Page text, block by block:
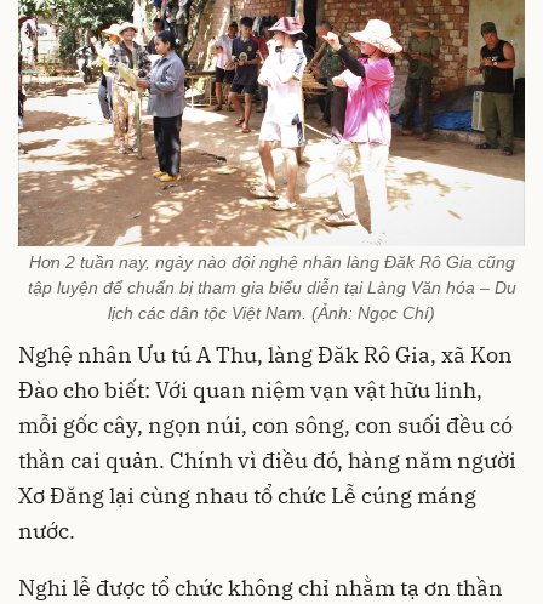
Hơn 2 tuần nay, ngày nào đội nghệ nhân làng Đăk Rô Gia cũng
tập luyện để chuẩn bị tham gia biểu diễn tại Làng Văn hóa – Du
lịch các dân tộc Việt Nam. (Ảnh: Ngọc Chí)
Nghệ nhân Ưu tú A Thu, làng Đăk Rô Gia, xã Kon
Đào cho biết: Với quan niệm vạn vật hữu linh,
mỗi gốc cây, ngọn núi, con sông, con suối đều có
thần cai quản. Chính vì điều đó, hàng năm người
Xơ Đăng lại cùng nhau tổ chức Lễ cúng máng
nước.
Nghi lễ được tổ chức không chỉ nhằm tạ ơn thần